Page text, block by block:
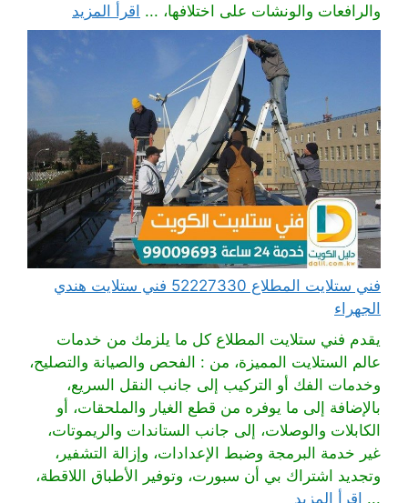
والرافعات والونشات على اختلافها، ... اقرأ المزيد
فني ستلايت المطلاع 52227330 فني ستلايت هندي
الجهراء
يقدم فني ستلايت المطلاع كل ما يلزمك من خدمات
عالم الستلايت المميزة، من : الفحص والصيانة والتصليح،
وخدمات الفك أو التركيب إلى جانب النقل السريع،
بالإضافة إلى ما يوفره من قطع الغيار والملحقات، أو
الكابلات والوصلات، إلى جانب الستاندات والريموتات،
غير خدمة البرمجة وضبط الإعدادات، وإزالة التشفير،
وتجديد اشتراك بي أن سبورت، وتوفير الأطباق اللاقطة،
... اقرأ المزيد